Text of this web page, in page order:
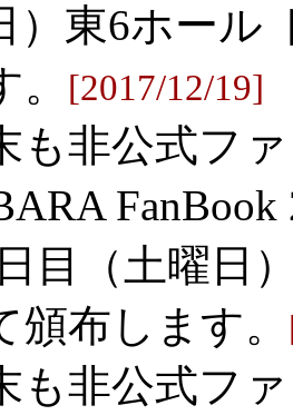
）東6ホール
[2017/12/19]
も非公式フ
目（土曜日
頒布します。
も非公式フ